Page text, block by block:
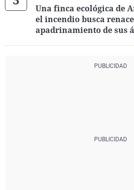
Una finca ecológica de
el incendio busca
apadrinamiento de sus